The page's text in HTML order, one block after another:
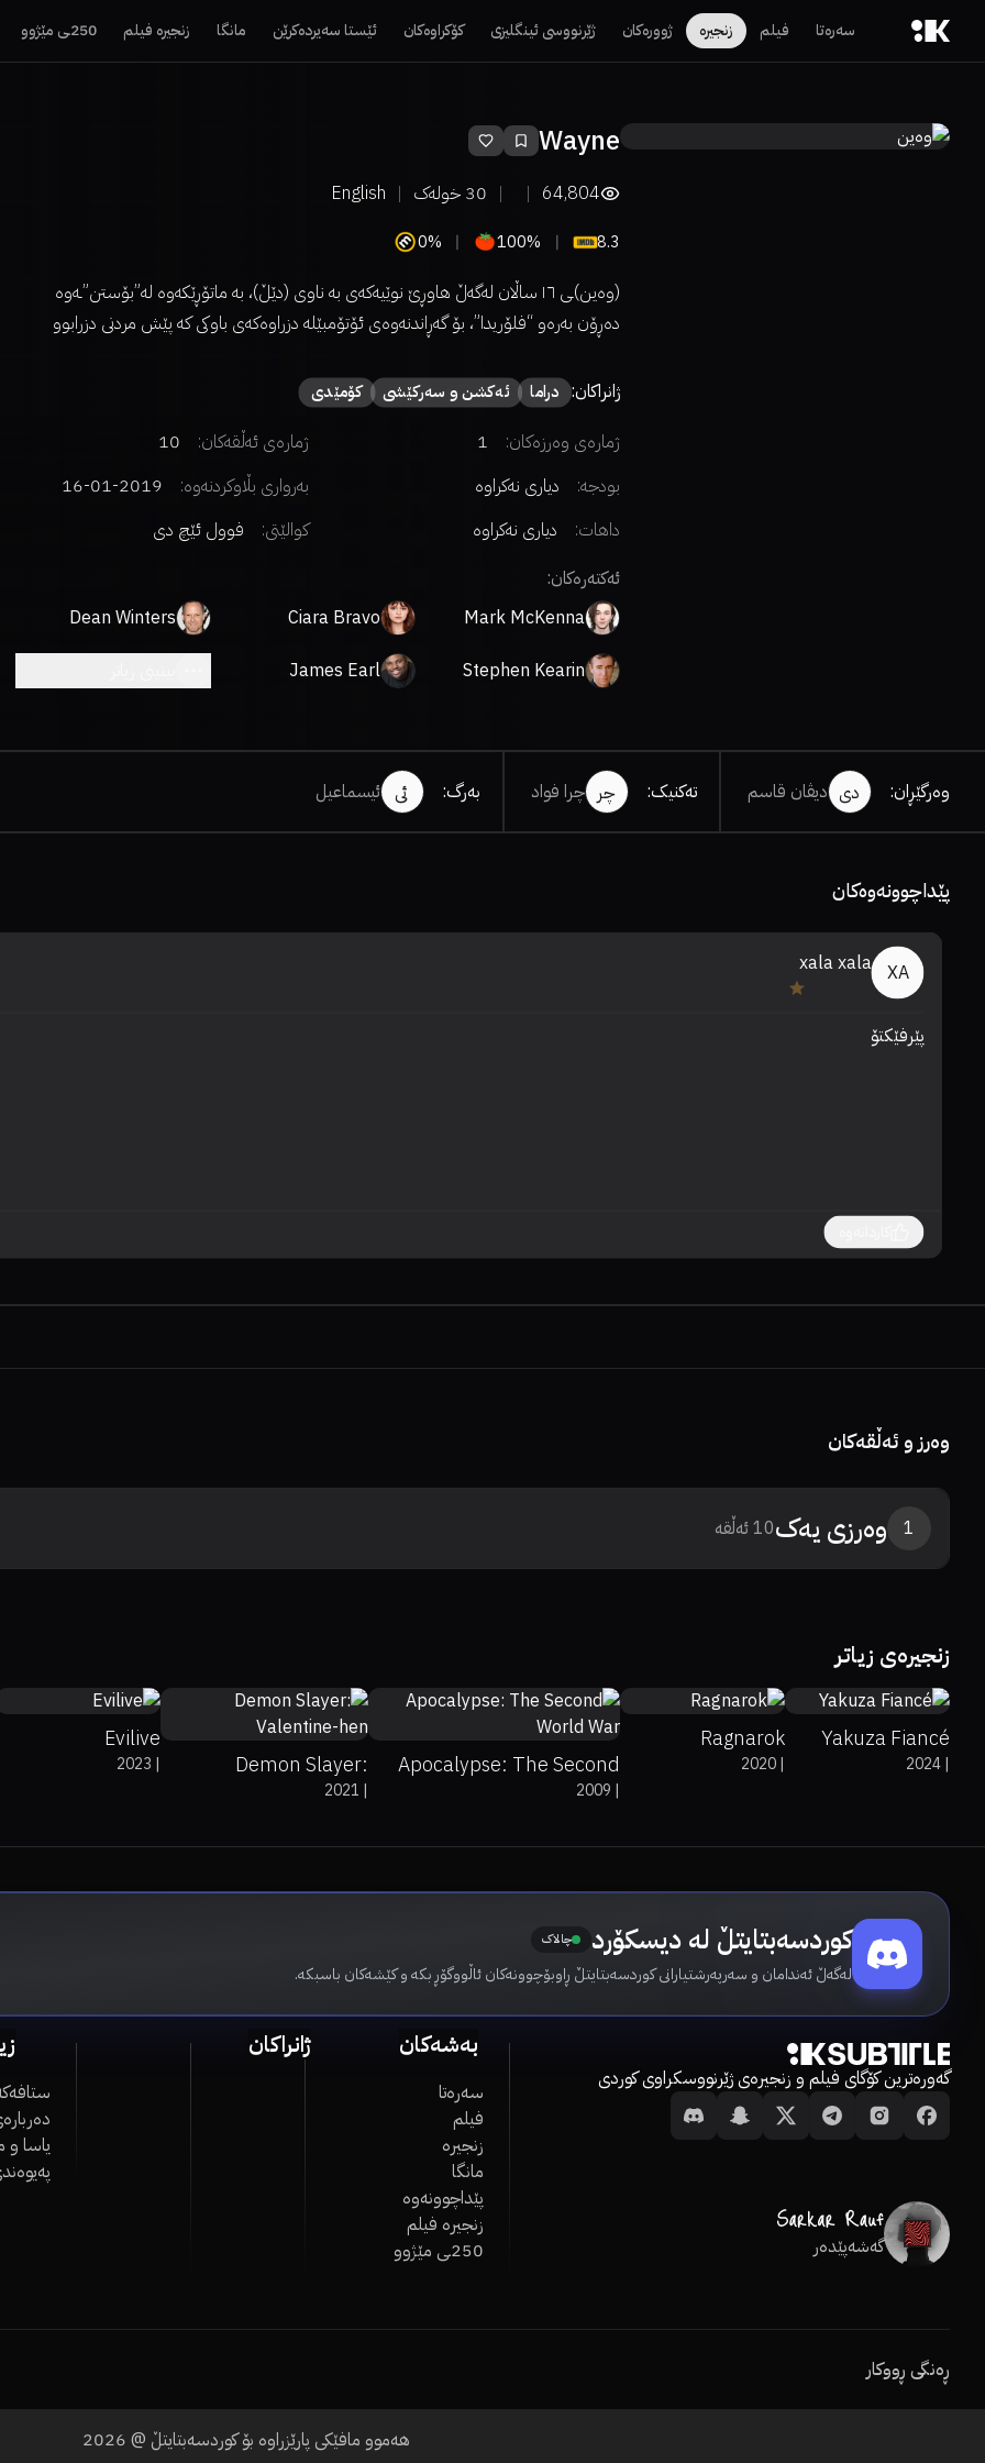
سەرەتا فیلم زنجیرە ژوورەکان ژێرنووسی ئینگلیزی کۆکراوەکان ئێستا سەیردەکرێن مانگا زنجیرە فیلم 250ـی مێژوو
Wayne
64,804
30 خولەک English
8.3
100%
0%
(وەین)ـی ١٦ ساڵان لەگەڵ هاوڕێ نوێیەکەی بە ناوی (دێڵ)، بە ماتۆڕێکەوە لە”بۆستن”ـەوە
دەڕۆن بەرەو “فلۆریدا”، بۆ گەڕاندنەوەی ئۆتۆمبێلە دزراوەکەی باوکی کە پێش مردنی دزرابوو
ژانراکان: دراما ئەکشن و سەرکێشی كۆمێدی
ژمارەی وەرزەکان: 1 ژمارەی ئەڵقەکان:
10
بودجە:
دیاری نەکراوە بەرواری بڵاوکردنەوە:
2019-01-16
داهات:
دیاری نەکراوە کوالێتی:
فوول ئێچ دی
ئەکتەرەکان:
Mark McKenna
Ciara Bravo
Dean Winters
Stephen Kearin
James Earl
وەرگێڕان: دی دیڤان قاسم تەکنیک: چر چرا فواد بەرگ: ئی ئیسماعیل
پێداچوونەوەکان
XA
xala xala
پێرفێکتۆ
وەرز و ئەڵقەکان
1 وەرزی یەک10ئەڵقە
زنجیرەی زیاتر
Yakuza Fiancé
|
2024
Ragnarok
|
2020
Apocalypse: The Second
World War|
2009
Demon Slayer:
Valentine-hen|
2021
Evilive
|
2023
کوردسەبتایتڵ لە دیسکۆرد چالاک
لەگەڵ ئەندامان و سەرپەرشتیارانی کوردسەبتایتڵ ڕاوبۆچوونەکان ئاڵووگۆڕ بکە و کێشەکان باسبکە.
گەورەترین کۆگای فیلم و زنجیرەی ژێرنووسکراوی کوردی
گەشەپێدەر
بەشەکان
سەرەتا
فیلم
زنجیرە
مانگا
پێداچوونەوە
زنجیرە فیلم
250ـی مێژوو
ژانراکان
یاسا و
ڕەنگی ڕووکار
هەموو مافێکی پارێزراوە بۆ کوردسەبتایتڵ @ 2026